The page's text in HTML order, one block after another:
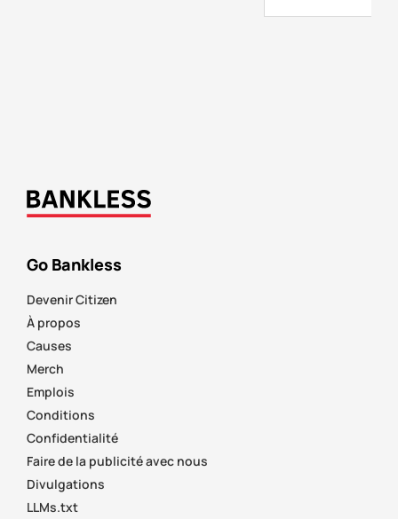
Go Bankless
Devenir Citizen
À propos
Causes
Merch
Emplois
Conditions
Confidentialité
Faire de la publicité avec nous
Divulgations
LLMs.txt